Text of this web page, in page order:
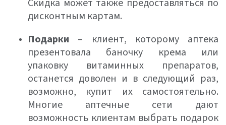
Скидка может также предоставляться по
дисконтным картам.
Подарки – клиент, которому аптека
презентовала баночку крема или
упаковку витаминных препаратов,
останется доволен и в следующий раз,
возможно, купит их самостоятельно.
Многие аптечные сети дают
возможность клиентам выбрать подарок